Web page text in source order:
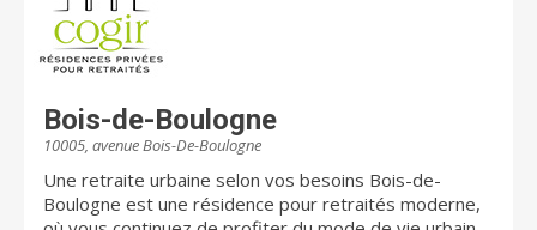
Bois-de-Boulogne
10005, avenue Bois-De-Boulogne
Une retraite urbaine selon vos besoins Bois-de-
Boulogne est une résidence pour retraités moderne,